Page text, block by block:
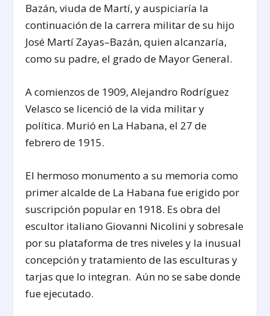
Bazán, viuda de Martí, y auspiciaría la
continuación de la carrera militar de su hijo
José Martí Zayas–Bazán, quien alcanzaría,
como su padre, el grado de Mayor General.
A comienzos de 1909, Alejandro Rodríguez
Velasco se licenció de la vida militar y
política. Murió en La Habana, el 27 de
febrero de 1915.
El hermoso monumento a su memoria como
primer alcalde de La Habana fue erigido por
suscripción popular en 1918. Es obra del
escultor italiano Giovanni Nicolini y sobresale
por su plataforma de tres niveles y la inusual
concepción y tratamiento de las esculturas y
tarjas que lo integran. Aún no se sabe donde
fue ejecutado.